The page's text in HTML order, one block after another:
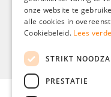
Legal notice
Privacy
© 2026
onze website te
alle cookies in
Cookiebeleid. Lees
STRIKT
PRESTATIE